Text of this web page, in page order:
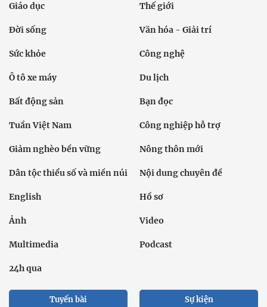
Giáo dục Thế giới
Đời sống Văn hóa - Giải trí
Sức khỏe Công nghệ
Ô tô xe máy Du lịch
Bất động sản Bạn đọc
Tuần Việt Nam Công nghiệp hỗ trợ
Giảm nghèo bền vững Nông thôn mới
Dân tộc thiểu số và miền núi Nội dung chuyên đề
English Hồ sơ
Ảnh Video
Multimedia Podcast
24h qua
Tuyến bài Sự kiện